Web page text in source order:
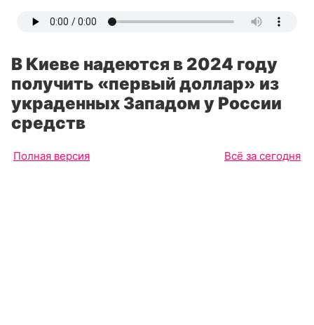
В Киеве надеются в 2024 году
получить «первый доллар» из
украденных Западом у России
средств
Полная версия Всё за сегодня